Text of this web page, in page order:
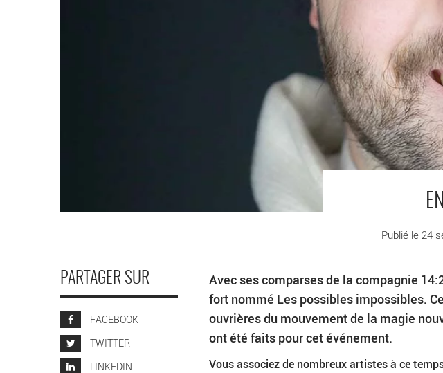
Publié le 24
PARTAGER SUR
FACEBOOK
TWITTER
LINKEDIN
Avec ses comparses de la compagnie
fort nommé Les possibles impossibles.
ouvrières du mouvement de la magie
ont été faits pour cet événement.
Vous associez de nombreux artistes à ce